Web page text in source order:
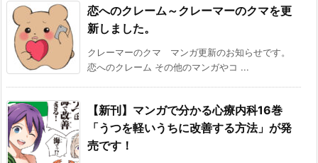
恋へのクレーム～クレーマーのクマを更
新しました。
クレーマーのクマ マンガ更新のお知らせです。
恋へのクレーム その他のマンガやコ ...
【新刊】マンガで分かる心療内科16巻
「うつを軽いうちに改善する方法」が発
売です！